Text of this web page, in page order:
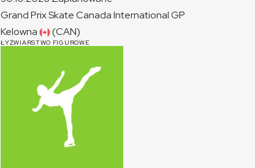
Grand Prix Skate Canada InternationalGP
Kelowna
(CAN)
ŁYŻWIARSTWO FIGUROWE